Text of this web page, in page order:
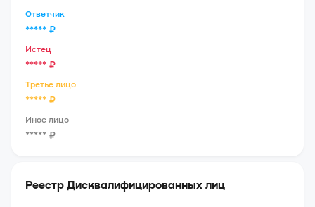
Ответчик
***** ₽
Истец
***** ₽
Третье лицо
***** ₽
Иное лицо
***** ₽
Реестр Дисквалифицированных лиц